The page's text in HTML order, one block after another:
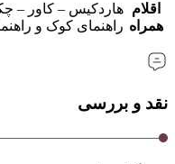
اقلام
همراه
هاردکیس – کاور –
راهنمای کوک و
نقد و بررسی